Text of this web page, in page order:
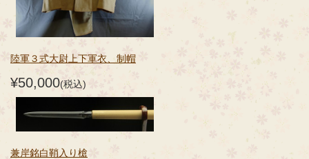
陸軍３式大尉上下軍衣、制帽
¥50,000(税込)
兼岸銘白鞘入り槍